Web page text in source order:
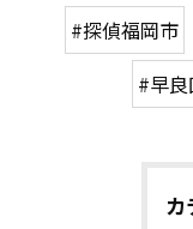
#探偵福岡市
#早
カ